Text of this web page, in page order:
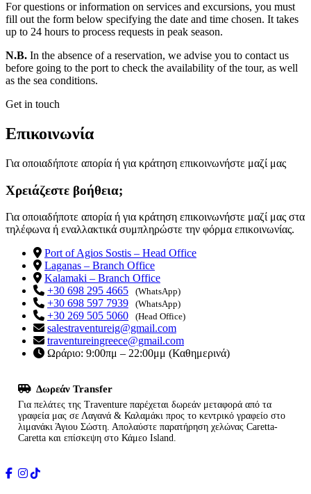
For questions or information on services and excursions, you must
fill out the form below specifying the date and time chosen. It takes
up to 24 hours to process requests in peak season.
N.B. In the absence of a reservation, we advise you to contact us
before going to the port to check the availability of the tour, as well
as the sea conditions.
Get in touch
Επικοινωνία
Για οποιαδήποτε απορία ή για κράτηση επικοινωνήστε μαζί μας
Χρειάζεστε βοήθεια;
Για οποιαδήποτε απορία ή για κράτηση επικοινωνήστε μαζί μας στα
τηλέφωνα ή εναλλακτικά συμπληρώστε την φόρμα επικοινωνίας.
Port of Agios Sostis – Head Office
Laganas – Branch Office
Kalamaki – Branch Office
+30 698 295 4665
(WhatsApp)
+30 698 597 7939 (WhatsApp)
+30 269 505 5060 (Head Office)
salestraventureig@gmail.com
traventureingreece@gmail.com
Ωράριο: 9:00πμ – 22:00μμ (Καθημερινά)
Δωρεάν Transfer
Για πελάτες της Traventure παρέχεται δωρεάν μεταφορά από τα
γραφεία μας σε Λαγανά & Καλαμάκι προς το κεντρικό γραφείο στο
λιμανάκι Άγιου Σώστη. Απολαύστε παρατήρηση χελώνας Caretta-
Caretta και επίσκεψη στο Κάμεο Island.